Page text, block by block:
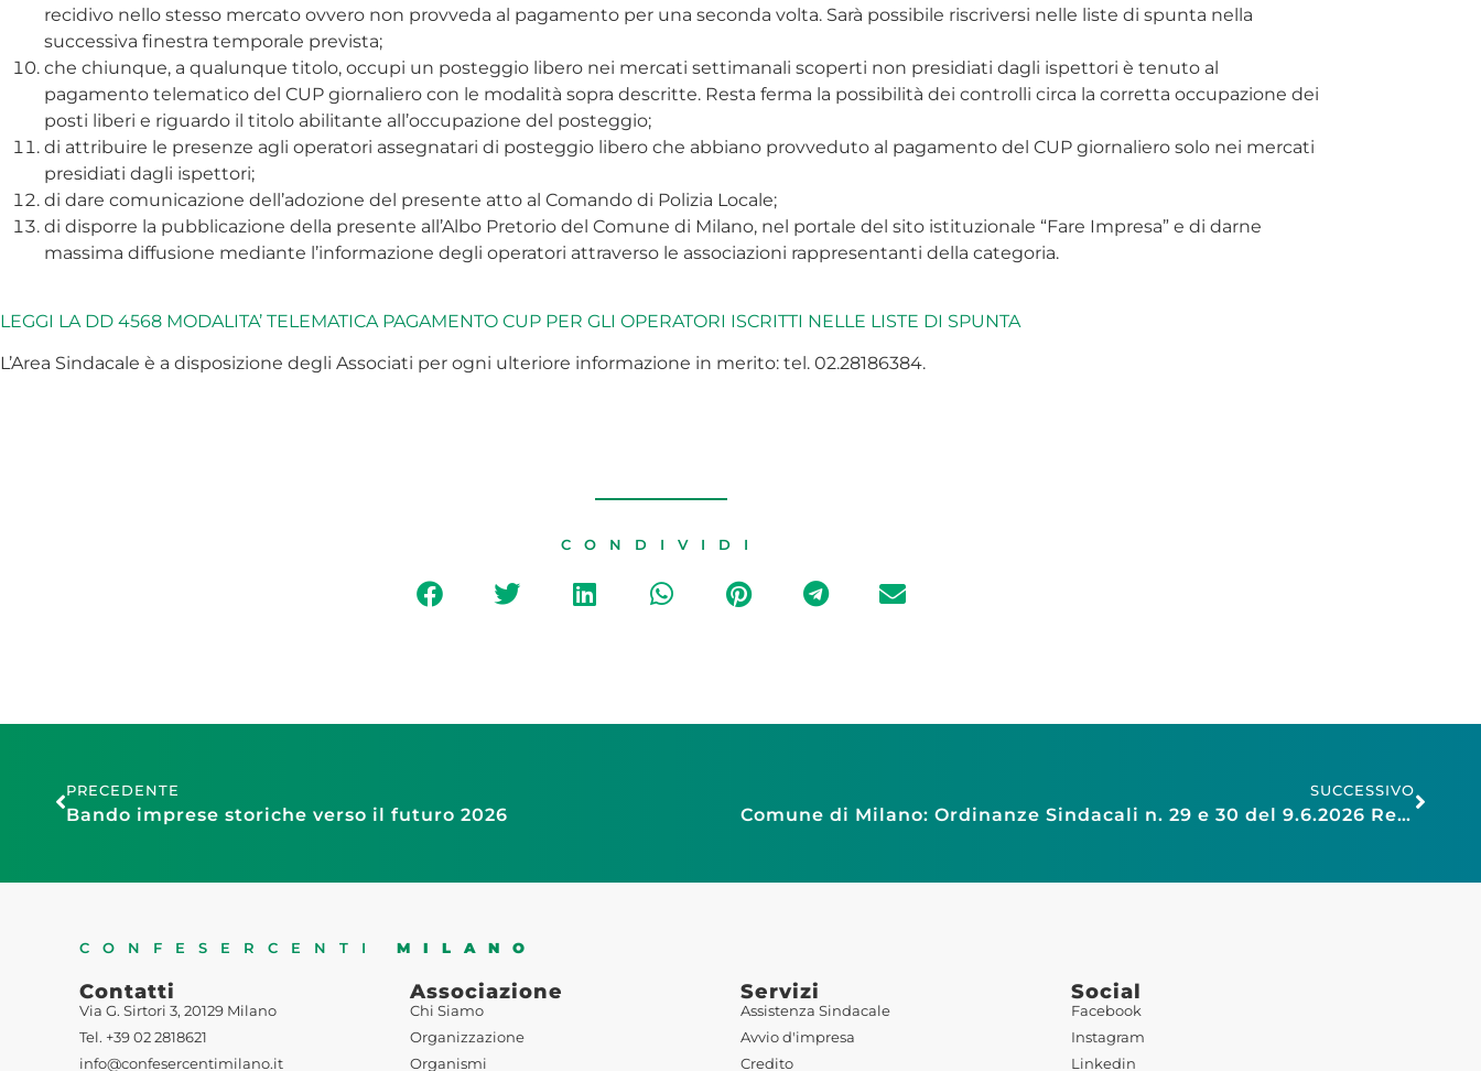
recidivo nello stesso mercato ovvero non provveda al pagamento per una seconda volta. Sarà possibile riscriversi nelle liste di spunta nella
successiva finestra temporale prevista;
che chiunque, a qualunque titolo, occupi un posteggio libero nei mercati settimanali scoperti non presidiati dagli ispettori è tenuto al
pagamento telematico del CUP giornaliero con le modalità sopra descritte. Resta ferma la possibilità dei controlli circa la corretta occupazione dei
posti liberi e riguardo il titolo abilitante all’occupazione del posteggio;
di attribuire le presenze agli operatori assegnatari di posteggio libero che abbiano provveduto al pagamento del CUP giornaliero solo nei mercati
presidiati dagli ispettori;
di dare comunicazione dell’adozione del presente atto al Comando di Polizia Locale;
di disporre la pubblicazione della presente all’Albo Pretorio del Comune di Milano, nel portale del sito istituzionale “Fare Impresa” e di darne
massima diffusione mediante l’informazione degli operatori attraverso le associazioni rappresentanti della categoria.
LEGGI LA DD 4568 MODALITA’ TELEMATICA PAGAMENTO CUP PER GLI OPERATORI ISCRITTI NELLE LISTE DI SPUNTA
L’Area Sindacale è a disposizione degli Associati per ogni ulteriore informazione in merito: tel. 02.28186384.
CONDIVIDI
PRECEDENTE
Bando imprese storiche verso il futuro 2026
SUCCESSIVO
Comune di Milano: Ordinanze Sindacali n. 29 e 30 del 9.6.2026 Regolamentazione Movida
CONFESERCENTI MILANO
Contatti
Via G. Sirtori 3, 20129 Milano
Tel. +39 02 2818621
info@confesercentimilano.it
Associazione
Chi Siamo
Organizzazione
Organismi
Servizi
Assistenza Sindacale
Avvio d'impresa
Credito
Social
Facebook
Instagram
Linkedin